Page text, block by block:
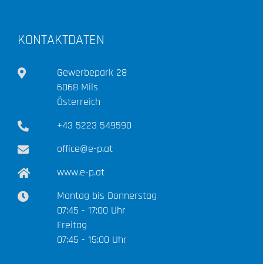
KONTAKTDATEN
Gewerbepark 28
6068 Mils
Österreich
+43 5223 549590
office@e-p.at
www.e-p.at
Montag bis Donnerstag
07:45 - 17:00 Uhr
Freitag
07:45 - 15:00 Uhr